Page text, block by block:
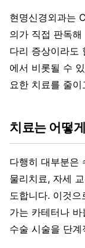
현명신경외과는
의가 직접 판독해
다리 증상이라도
에서 비롯될 수
요한 치료를 줄
치료는 어떻
다행히 대부분은
물리치료, 자세
도합니다. 이것
가는 카테터나
수술 시술을 단